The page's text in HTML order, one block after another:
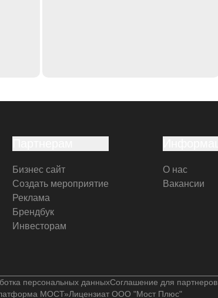
Бизнес сайт
Создать мероприятие
Реклама
Брендбук
Инвесторам
О нас
Вакансии
персональных данныхСоглашение для партнеров
МОСТ»Лицензиат ООО "Мост Плюс"